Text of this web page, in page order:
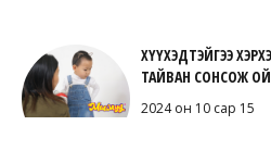
ХҮҮХЭДТЭЙГЭЭ
ТАЙВАН СОНСОЖ
2024 он 10 сар 15